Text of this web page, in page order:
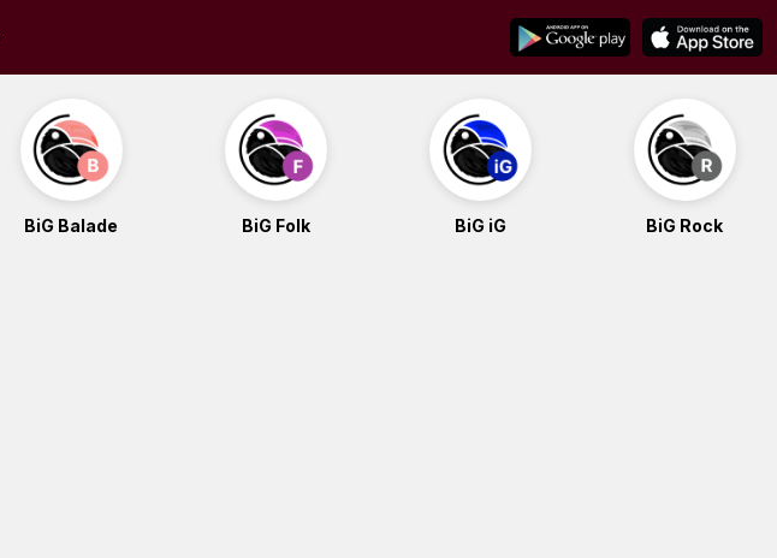
BiG Balade BiG Folk BiG iG BiG Rock